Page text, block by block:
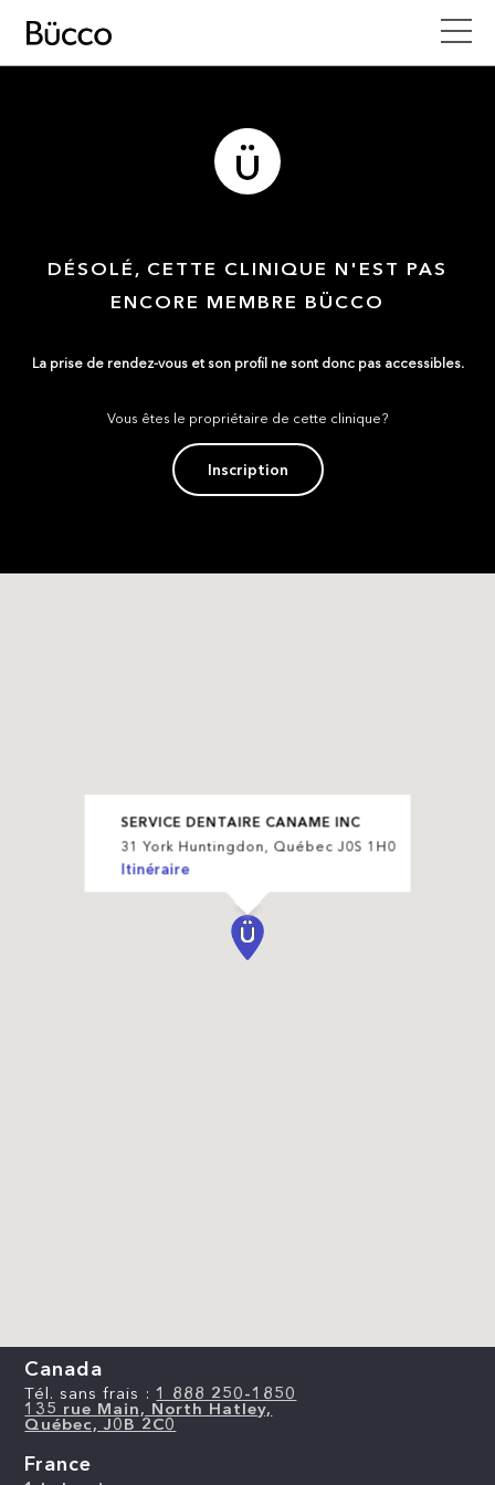
DÉSOLÉ, CETTE CLINIQUE N'EST PAS
ENCORE MEMBRE BÜCCO
La prise de rendez-vous et son profil ne sont donc pas accessibles.
Vous êtes le propriétaire de cette clinique?
Inscription
SERVICE DENTAIRE CANAME INC
31 York Huntingdon, Québec J0S 1H0
Itinéraire
Canada
Tél. sans frais : 1 888 250-1850
135 rue Main, North Hatley,
Québec, J0B 2C0
France